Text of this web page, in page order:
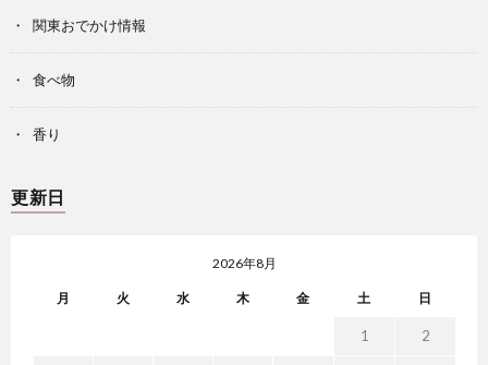
関東おでかけ情報
食べ物
香り
更新日
2026年8月
月 火 水 木 金 土 日
1 2